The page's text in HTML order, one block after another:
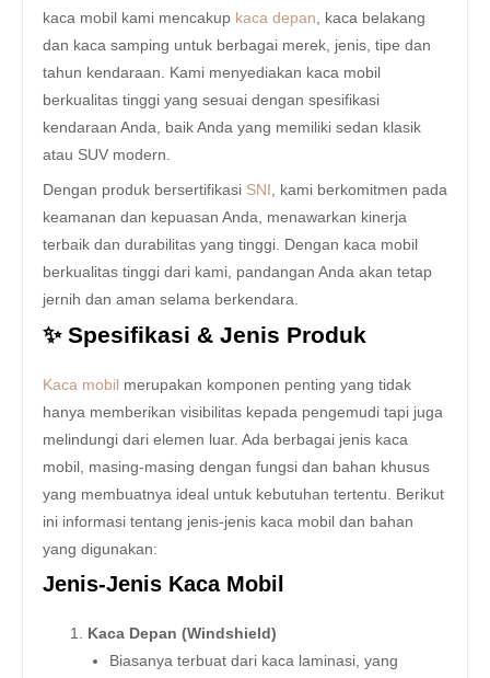
kaca mobil kami mencakup kaca depan , kaca belakang
dan kaca samping untuk berbagai merek, jenis, tipe dan
tahun kendaraan. Kami menyediakan kaca mobil
berkualitas tinggi yang sesuai dengan spesifikasi
kendaraan Anda, baik Anda yang memiliki sedan klasik
atau SUV modern.
Dengan produk bersertifikasi SNI
, kami berkomitmen pada
keamanan dan kepuasan Anda, menawarkan kinerja
terbaik dan durabilitas yang tinggi. Dengan kaca mobil
berkualitas tinggi dari kami, pandangan Anda akan tetap
jernih dan aman selama berkendara.
✨ Spesifikasi & Jenis Produk
Kaca mobil merupakan komponen penting yang tidak
hanya memberikan visibilitas kepada pengemudi tapi juga
melindungi dari elemen luar. Ada berbagai jenis kaca
mobil, masing-masing dengan fungsi dan bahan khusus
yang membuatnya ideal untuk kebutuhan tertentu. Berikut
ini informasi tentang jenis-jenis kaca mobil dan bahan
yang digunakan:
Jenis-Jenis Kaca Mobil
Kaca Depan (Windshield)
Biasanya terbuat dari kaca laminasi, yang